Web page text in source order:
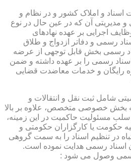
اسناد و املاک کشور و در نظام و
و مدیریتی آن که در عین حال در نوع
اجرایی بر عهده نهادهای
رسمی و دفاتر ازدواج و طلاق
رسمی بخش قابل توجهی از عرضه
رسمی را بر عهده داشته و ضمن
رایگان و خدمات معاضدت قضایی
شامل ثبت نقل و انتقالات و
بخش خصوصی متخصص، علاوه بر بالا
مسئولیت حاکمیت در این زمینه،
حکومت یا کارگزاران حکومتی و
در تنظیم اسناد را به سمت گروهی
اسناد رسمی هدایت نموده است.
رسمی وصول می شود :